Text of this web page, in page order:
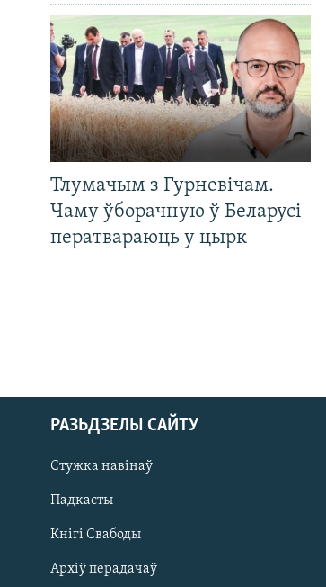
Тлумачым з Гурневічам.
Чаму ўборачную ў Беларусі
ператвараюць у цырк
РАЗЬДЗЕЛЫ САЙТУ
Стужка навінаў
Падкасты
Кнігі Свабоды
Архіў перадачаў